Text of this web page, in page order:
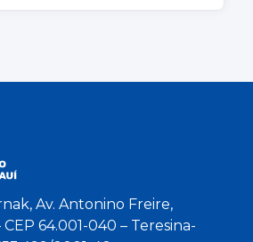
Av. Antonino Freire,
64.001-040 – Teresina-